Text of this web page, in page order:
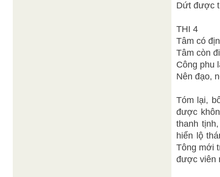
Dứt được
THI 4
Tâm có
Tâm còn
Công phu
Nên đạo,
Tóm lại,
được
thanh
hiển lộ
Tông mới
được viên